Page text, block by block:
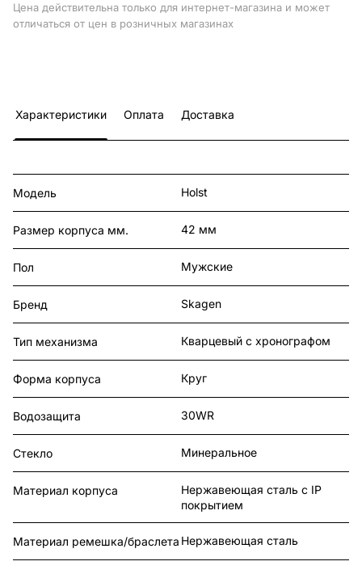
Цена действительна только для интернет-магазина и может
отличаться от цен в розничных магазинах
Характеристики Оплата Доставка
Модель Holst
Размер корпуса мм. 42 мм
Пол Мужские
Бренд Skagen
Тип механизма Кварцевый с хронографом
Форма корпуса Круг
Водозащита 30WR
Стекло Минеральное
Материал корпуса
Нержавеющая сталь с IP
покрытием
Материал ремешка/браслета Нержавеющая сталь